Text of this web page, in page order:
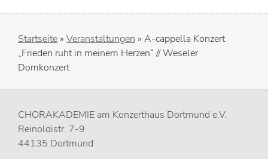
Startseite » Veranstaltungen » A-cappella Konzert
„Frieden ruht in meinem Herzen“ // Weseler
Domkonzert
CHORAKADEMIE am Konzerthaus Dortmund e.V.
Reinoldistr. 7-9
44135 Dortmund